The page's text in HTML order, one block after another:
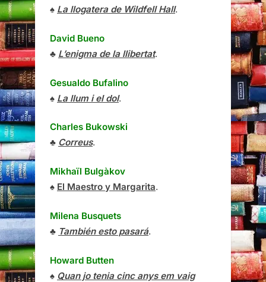
♠ La llogatera de Wildfell Hall.
David Bueno
♣ L’enigma de la llibertat.
Gesualdo Bufalino
♠ La llum i el dol.
Charles Bukowski
♣ Correus.
Mikhaïl Bulgàkov
♠ El Maestro y Margarita.
Milena Busquets
♣ También esto pasará.
Howard Butten
♠ Quan jo tenia cinc anys em vaig